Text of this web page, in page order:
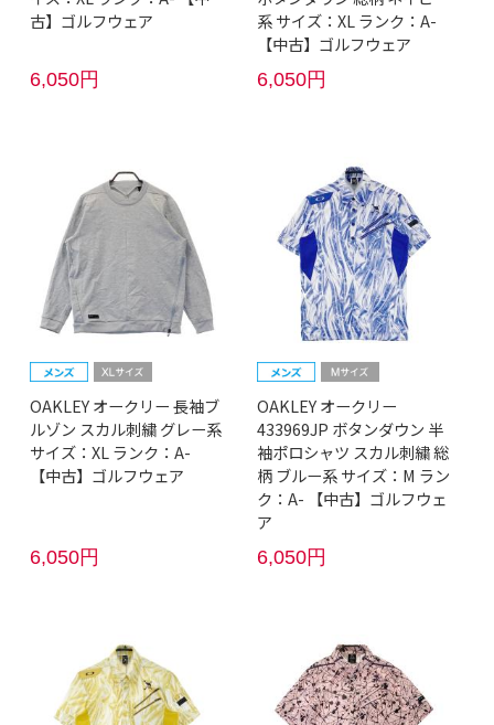
古】ゴルフウェア
6,050円
系 サイズ：XL ランク：A-
【中古】ゴルフウェア
6,050円
OAKLEY オークリー 長袖ブ
ルゾン スカル刺繍 グレー系
サイズ：XL ランク：A-
【中古】ゴルフウェア
6,050円
OAKLEY オークリー
433969JP ボタンダウン 半
袖ポロシャツ スカル刺繍 総
柄 ブルー系 サイズ：M ラン
ク：A- 【中古】ゴルフウェ
ア
6,050円